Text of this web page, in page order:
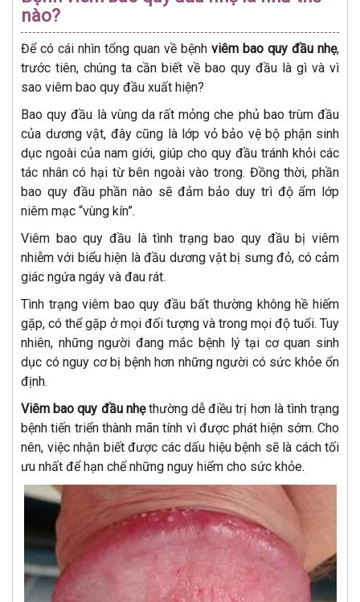
nào?
Để có cái nhìn tổng quan về bệnh viêm bao quy đầu nhẹ,
trước tiên, chúng ta cần biết về bao quy đầu là gì và vì
sao viêm bao quy đầu xuất hiện?
Bao quy đầu là vùng da rất mỏng che phủ bao trùm đầu
của dương vật, đây cũng là lớp vỏ bảo vệ bộ phận sinh
dục ngoài của nam giới, giúp cho quy đầu tránh khỏi các
tác nhân có hại từ bên ngoài vào trong. Đồng thời, phần
bao quy đầu phần nào sẽ đảm bảo duy trì độ ẩm lớp
niêm mạc “vùng kín”.
Viêm bao quy đầu là tình trạng bao quy đầu bị viêm
nhiễm với biểu hiện là đầu dương vật bị sưng đỏ, có cảm
giác ngứa ngáy và đau rát.
Tình trạng viêm bao quy đầu bất thường không hề hiếm
gặp, có thể gặp ở mọi đối tượng và trong mọi độ tuổi. Tuy
nhiên, những người đang mắc bệnh lý tại cơ quan sinh
dục có nguy cơ bị bệnh hơn những người có sức khỏe ổn
định.
Viêm bao quy đầu nhẹthường dễ điều trị hơn là tình trạng
bệnh tiến triển thành mãn tính vì được phát hiện sớm. Cho
nên, việc nhận biết được các dấu hiệu bệnh sẽ là cách tối
ưu nhất để hạn chế những nguy hiểm cho sức khỏe.